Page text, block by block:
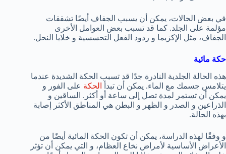
في بعض الحالات، يمكن أن يسبب الجفاف أيضًا تشققات
مؤلمة على الجلد. كما قد تسبب بعض العوامل الأخرى
الجفاف، مثل الإكزيما و ردود الفعل التحسسية و خلايا النحل.
حكة مائية
هذه الحالة الجلدية النادرة جدًا قد تسبب الحكة الشديدة عندما
يتلامس جسمك مع الماء. يمكن أن تبدأ
الحكة على الفور و
يمكن أن تستمر لمدة تصل إلى ساعة أو أكثر. الساقين و
الذراعين و الصدر و الظهر و البطن هي المناطق الأكثر إصابة
بهذه الحالة.
و وفقًا لهذه الدراسة، يمكن أن تكون الحكة المائية أيضًا من
الأعراض الأساسية لأمراض نخاع العظام، و التي يمكن أن تؤثر